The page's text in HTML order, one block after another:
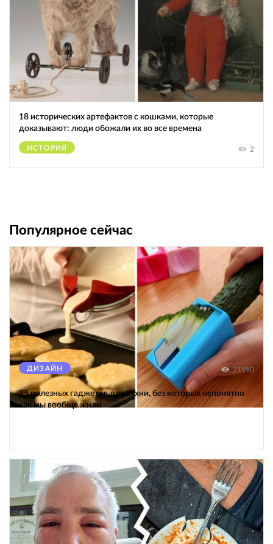
18 исторических артефактов с кошками, которые
доказывают: люди обожали их во все времена
ИСТОРИЯ 2
Популярное сейчас
ДИЗАЙН 71190
25 полезных гаджетов для кухни, без которых непонятно
как мы вообще жили